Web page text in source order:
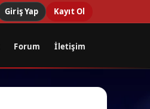
Giriş Yap Kayıt Ol
Forum İletişim